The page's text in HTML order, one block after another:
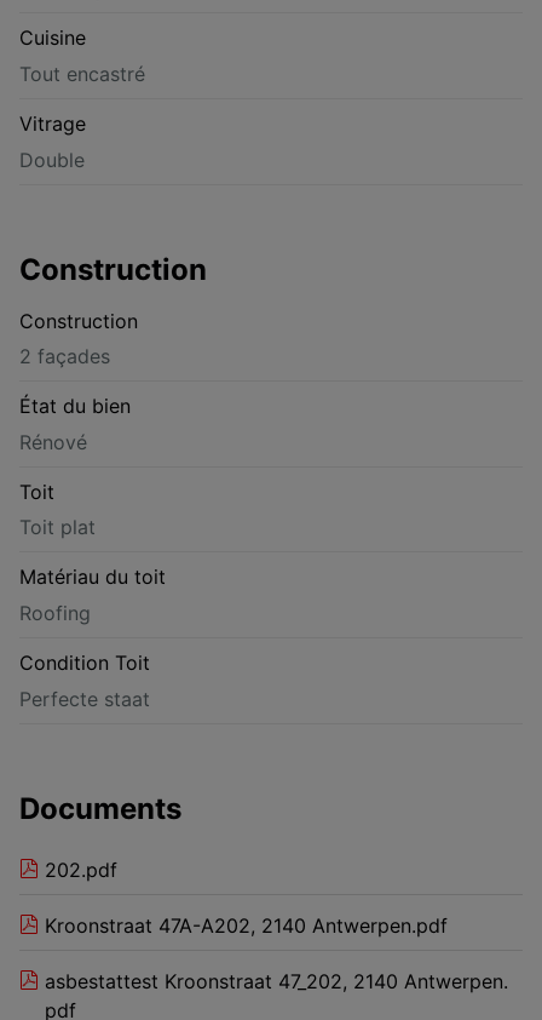
Cuisine
Tout encastré
Vitrage
Double
Construction
Construction
2 façades
État du bien
Rénové
Toit
Toit plat
Matériau du toit
Roofing
Condition Toit
Perfecte staat
Documents
202.pdf
Kroonstraat 47A-A202, 2140 Antwerpen.pdf
asbestattest Kroonstraat 47_202, 2140 Antwerpen.
pdf